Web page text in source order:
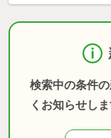
検索中の条件
くお知らせし